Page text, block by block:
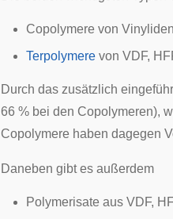
Copolymere von
Terpolymere von VDF,
Durch das zusätzlich
66 % bei den Copolymeren),
Copolymere haben dagegen
Daneben gibt es außerdem
Polymerisate aus VDF,